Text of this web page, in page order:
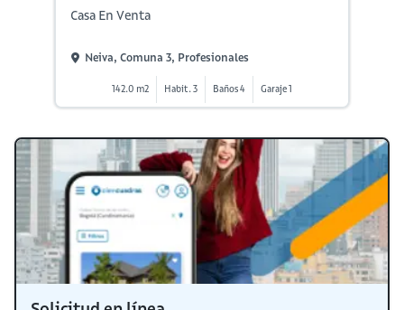
Casa En Venta
Neiva, Comuna 3, Profesionales
142.0 m2 Habit. 3 Baños 4 Garaje 1